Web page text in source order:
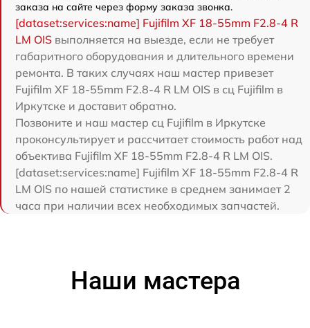
заказа на сайте через форму заказа звонка.
[dataset:services:name] Fujifilm XF 18-55mm F2.8-4 R
LM OIS выполняется на выезде, если не требует
габаритного оборудования и длительного времени
ремонта. В таких случаях наш мастер привезет
Fujifilm XF 18-55mm F2.8-4 R LM OIS в сц Fujifilm в
Иркутске и доставит обратно.
Позвоните и наш мастер сц Fujifilm в Иркутске
проконсультирует и рассчитает стоимость работ над
объектива Fujifilm XF 18-55mm F2.8-4 R LM OIS.
[dataset:services:name] Fujifilm XF 18-55mm F2.8-4 R
LM OIS по нашей статистике в среднем занимает 2
часа при наличии всех необходимых запчастей.
Наши мастера